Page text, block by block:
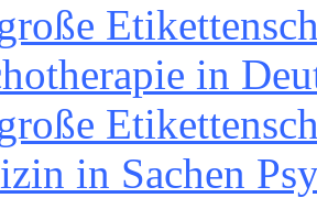
in
in Sachen